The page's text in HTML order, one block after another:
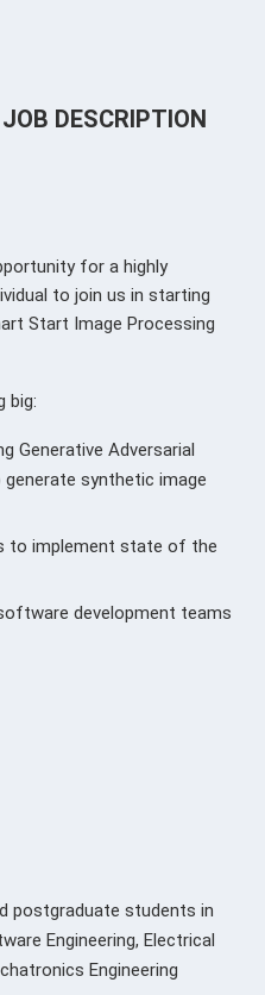
DESCRIPTION
for a highly
to join us in starting
Start Image Processing
big:
Generative Adversarial
synthetic image
to implement state of the
development teams
postgraduate students in
Engineering, Electrical
Engineering